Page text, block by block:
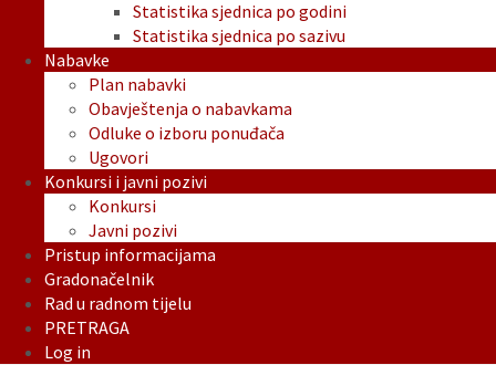
Statistika sjednica po godini
Statistika sjednica po sazivu
Nabavke
Plan nabavki
Obavještenja o nabavkama
Odluke o izboru ponuđača
Ugovori
Konkursi i javni pozivi
Konkursi
Javni pozivi
Pristup informacijama
Gradonačelnik
Rad u radnom tijelu
PRETRAGA
Log in